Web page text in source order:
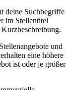
deine Suchbegriffe
im Stellentitel
und
eine höhere
ist oder je größer